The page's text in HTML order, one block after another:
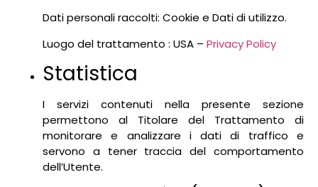
Dati personali raccolti: Cookie e Dati di utilizzo.
Luogo del trattamento : USA – Privacy Policy
Statistica
I servizi contenuti nella presente sezione
permettono al Titolare del Trattamento di
monitorare e analizzare i dati di traffico e
servono a tener traccia del comportamento
dell’Utente.